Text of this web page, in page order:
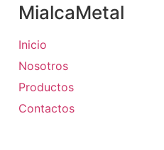
MialcaMetal
Inicio
Nosotros
Productos
Contactos